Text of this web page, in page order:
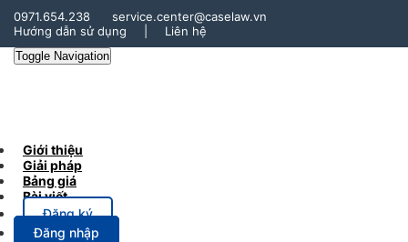
0971.654.238
service.center@caselaw.vn
Hướng dẫn sử dụng
Liên hệ
Toggle Navigation
Giới thiệu
Giải pháp
Bảng giá
Bài viết
Đăng ký
Đăng nhập